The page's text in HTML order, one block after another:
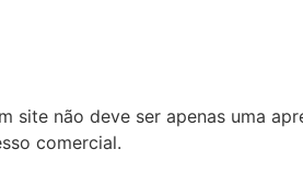
site não deve ser apenas uma
comercial.